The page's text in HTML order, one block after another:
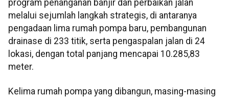
program penanganan banjir dan perbaikan jalan
melalui sejumlah langkah strategis, di antaranya
pengadaan lima rumah pompa baru, pembangunan
drainase di 233 titik, serta pengaspalan jalan di 24
lokasi, dengan total panjang mencapai 10.285,83
meter.
Kelima rumah pompa yang dibangun, masing-masing